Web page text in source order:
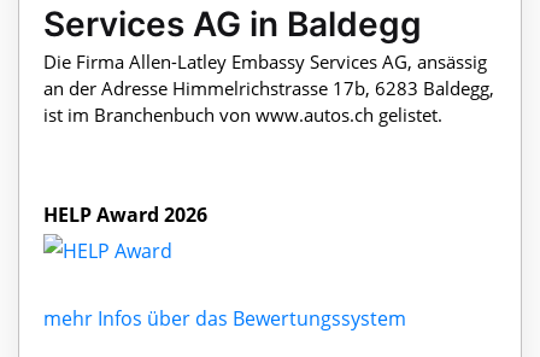
Services AG in Baldegg
Die Firma Allen-Latley Embassy Services AG, ansässig
an der Adresse Himmelrichstrasse 17b, 6283 Baldegg,
ist im Branchenbuch von www.autos.ch gelistet.
HELP Award 2026
mehr Infos über das Bewertungssystem